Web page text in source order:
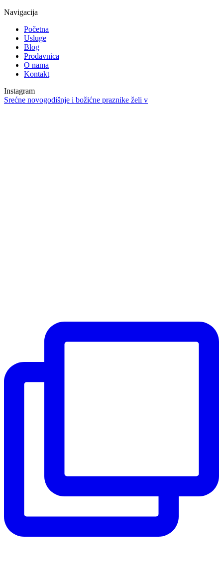
Navigacija
Početna
Usluge
Blog
Prodavnica
O nama
Kontakt
Instagram
Srećne novogodišnje i božićne praznike želi v